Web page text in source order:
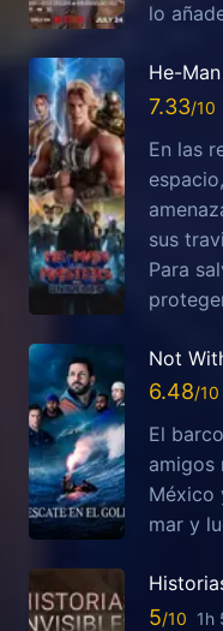
lo
He-
7.33
En las
sus
Para
Not
6.48
El
amigos
México
mar y
5 1h